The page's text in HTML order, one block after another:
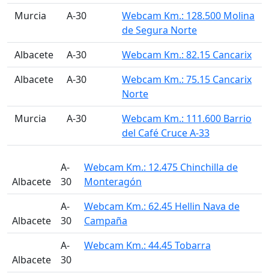
󠁭󠁶󠁳󠁣󠁿 Murcia
A-30
Webcam Km.: 128.500 Molina
de Segura Norte
󠁭󠁶󠁳󠁣󠁿 Albacete
A-30
Webcam Km.: 82.15 Cancarix
󠁭󠁶󠁳󠁣󠁿 Albacete
A-30
Webcam Km.: 75.15 Cancarix
Norte
󠁭󠁶󠁳󠁣󠁿 Murcia
A-30
Webcam Km.: 111.600 Barrio
del Café Cruce A-33
Albacete
A-
30
Webcam Km.: 12.475 Chinchilla de
Monteragón
Albacete
A-
30
Webcam Km.: 62.45 Hellin Nava de
Campaña
Albacete
A-
30
Webcam Km.: 44.45 Tobarra